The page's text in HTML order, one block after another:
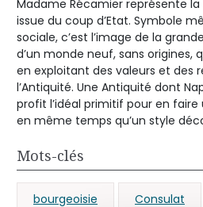
Madame Récamier représente la
issue du coup d’Etat. Symbole
sociale, c’est l’image de la
d’un monde neuf, sans origines,
en exploitant des valeurs et des
l’Antiquité. Une Antiquité dont
profit l’idéal primitif pour en
en même temps qu’un style
Mots-clés
bourgeoisie Consulat